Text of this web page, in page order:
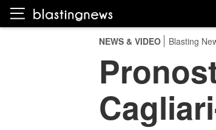
NEWS & VIDEO Blasting